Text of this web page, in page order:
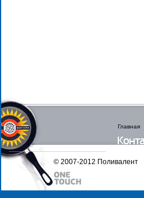
Главная
© 2007-2012 Поливалент